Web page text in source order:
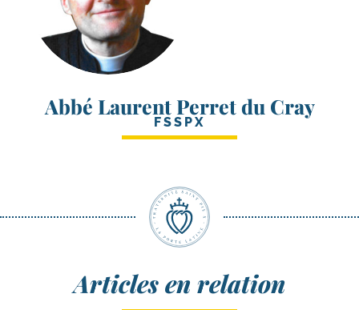
Abbé Laurent Perret du Cray
FSSPX
Articles en relation